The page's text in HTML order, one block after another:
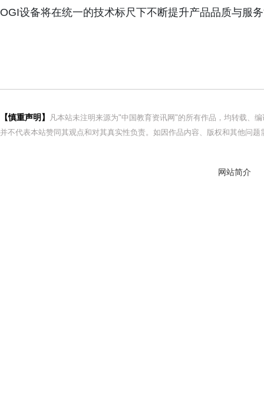
OGI设备将在统一的技术标尺下不断提升产品品质与服
【慎重声明】
凡本站未注明来源为"中国教育资讯网"的所有作品，均转载、
并不代表本站赞同其观点和对其真实性负责。如因作品内容、版权和其他问
网站简介